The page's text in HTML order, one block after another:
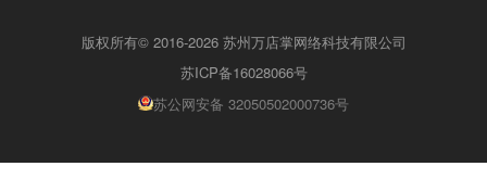
版权所有© 2016-2026 苏州万店掌网络科技有限公司
苏ICP备16028066号
苏公网安备 32050502000736号